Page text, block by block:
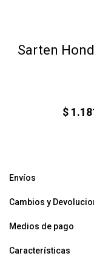
Sarten
$
Envíos
Cambios y
Medios de pago
Características